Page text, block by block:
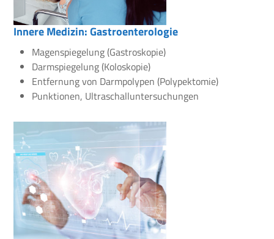
Innere Medizin: Gastroenterologie
Magenspiegelung (Gastroskopie)
Darmspiegelung (Koloskopie)
Entfernung von Darmpolypen (Polypektomie)
Punktionen, Ultraschalluntersuchungen